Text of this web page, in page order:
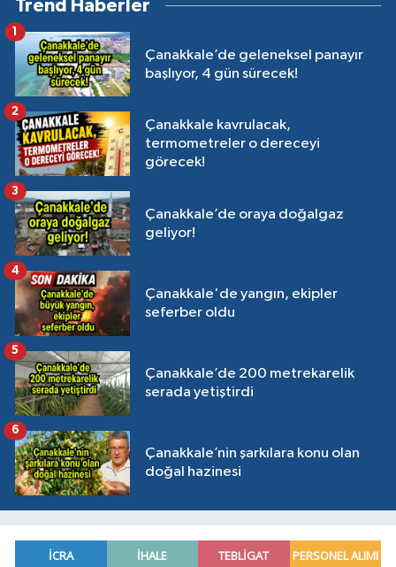
Trend Haberler
Çanakkale’de geleneksel panayır
başlıyor, 4 gün sürecek!
1
Çanakkale kavrulacak,
termometreler o dereceyi
görecek!
2
Çanakkale’de oraya doğalgaz
geliyor!
3
Çanakkale'de yangın, ekipler
seferber oldu
4
Çanakkale’de 200 metrekarelik
serada yetiştirdi
5
Çanakkale’nin şarkılara konu olan
doğal hazinesi
6